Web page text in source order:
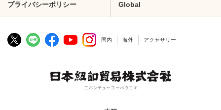
プライバシーポリシー Global
国内 海外 アクセサリー